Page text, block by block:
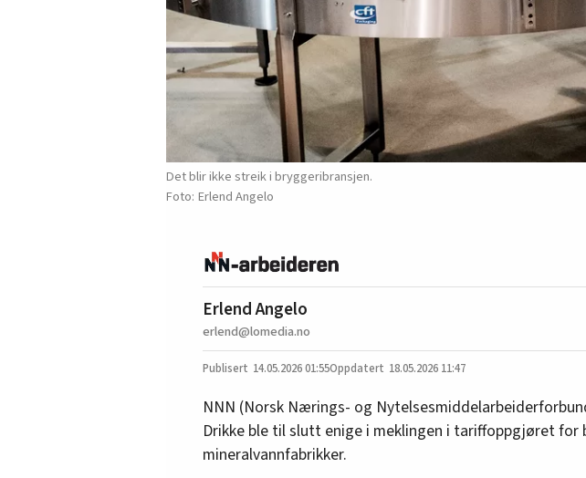
Det blir ikke streik i bryggeribransjen.
Erlend Angelo
Erlend Angelo
erlend@lomedia.no
14.05.202601:55 18.05.2026 11:47
NNN (Norsk Nærings- og
Drikke ble til slutt enige i meklingen i tariffoppgjøret for
mineralvannfabrikker.